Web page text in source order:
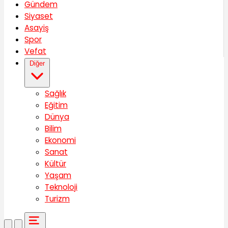
Gündem
Siyaset
Asayiş
Spor
Vefat
Diğer
Sağlık
Eğitim
Dünya
Bilim
Ekonomi
Sanat
Kültür
Yaşam
Teknoloji
Turizm